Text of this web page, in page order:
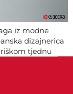
iz modne
dizajnerica
tjednu